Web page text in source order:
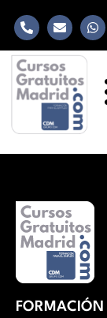
FORMACIÓN